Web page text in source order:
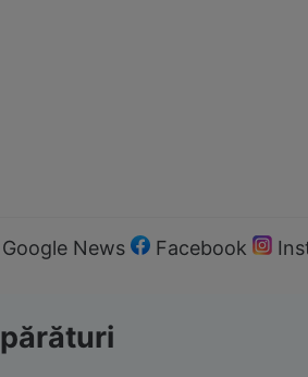
Google News Facebook